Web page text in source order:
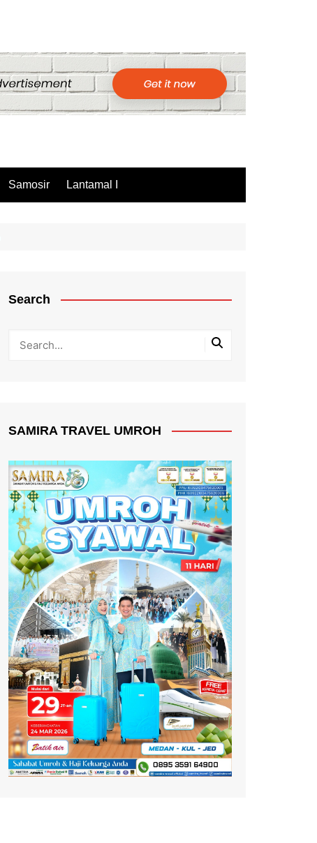
Samosir Lantamal I
Search
SAMIRA TRAVEL UMROH